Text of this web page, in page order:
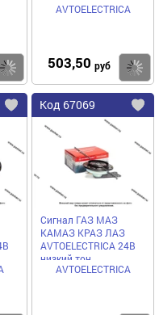
Купить
AVTOELECTRICA
503,50 руб
Добавить
избранное
Код 67069
Сигнал ГАЗ МАЗ
КАМАЗ КРАЗ ЛАЗ
AVTOELECTRICA 24В
низкий тон
AVTOELECTRICA